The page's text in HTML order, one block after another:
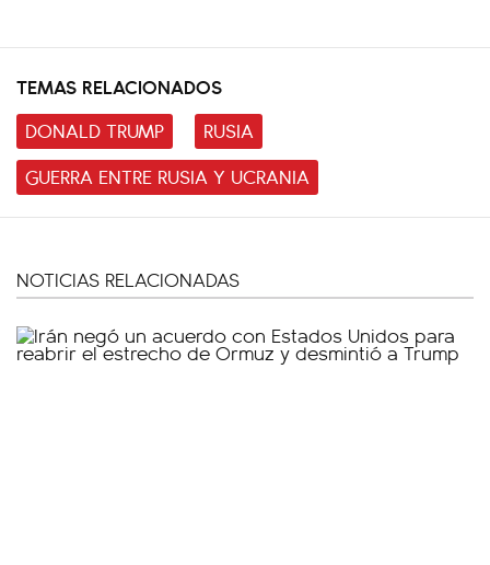
TEMAS RELACIONADOS
DONALD TRUMP
RUSIA
GUERRA ENTRE RUSIA Y UCRANIA
NOTICIAS RELACIONADAS